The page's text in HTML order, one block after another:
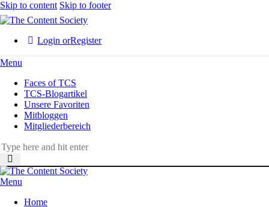
Skip to content Skip to footer
Login orRegister
Menu
Faces of TCS
TCS-Blogartikel
Unsere Favoriten
Mitbloggen
Mitgliederbereich
Menu
Home